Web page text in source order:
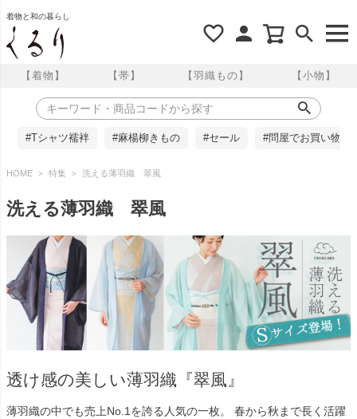
着物と和の暮らし
【着物】 【帯】 【羽織もの】 【小物】
#Tシャツ襦袢 #麻楊柳きもの #セール #問屋でお買い物
HOME 特集 洗える薄羽織 翠風
洗える薄羽織 翠風
透け感の美しい薄羽織『翠風』
薄羽織の中でも売上No.1を誇る人気の一枚。 春から秋まで長く活躍